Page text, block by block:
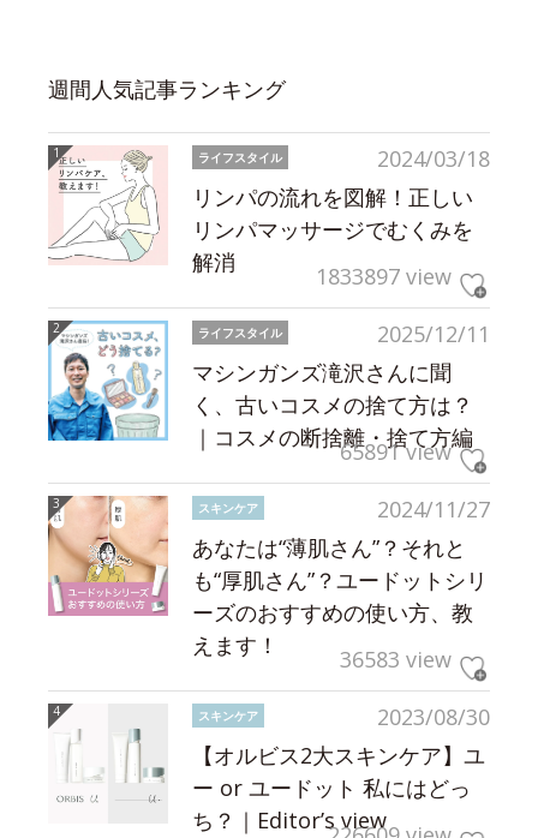
週間人気記事ランキング
2024/03/18
ライフスタイル
リンパの流れを図解！正しい
リンパマッサージでむくみを
解消
1833897 view
2025/12/11
ライフスタイル
マシンガンズ滝沢さんに聞
く、古いコスメの捨て方は？
｜コスメの断捨離・捨て方編
65891 view
2024/11/27
スキンケア
あなたは“薄肌さん”？それと
も“厚肌さん”？ユードットシリ
ーズのおすすめの使い方、教
えます！
36583 view
2023/08/30
スキンケア
【オルビス2大スキンケア】ユ
ー or ユードット 私にはどっ
ち？｜Editor’s view